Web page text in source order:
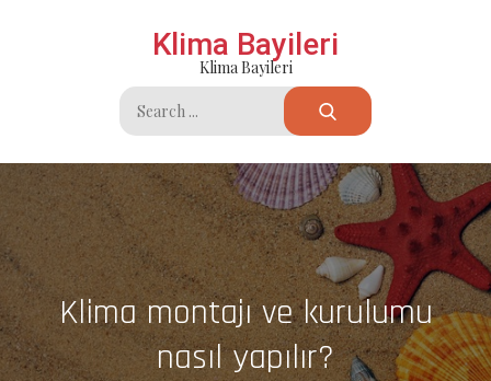
Klima Bayileri
Klima Bayileri
Search
for:
Klima montajı ve kurulumu
nasıl yapılır?